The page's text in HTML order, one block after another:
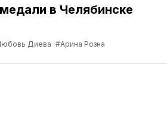
в Челябинске
Диева #Арина Розна